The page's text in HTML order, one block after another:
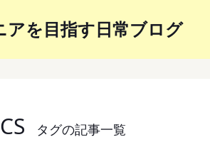
アを目指す日常ブログ
タグの記事一覧